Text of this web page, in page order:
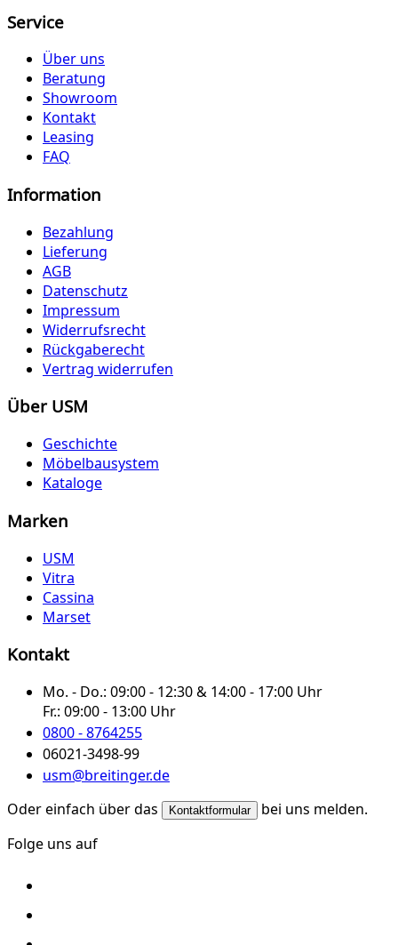
Service
Über uns
Beratung
Showroom
Kontakt
Leasing
FAQ
Information
Bezahlung
Lieferung
AGB
Datenschutz
Impressum
Widerrufsrecht
Rückgaberecht
Vertrag widerrufen
Über USM
Geschichte
Möbelbausystem
Kataloge
Marken
USM
Vitra
Cassina
Marset
Kontakt
Mo. - Do.: 09:00 - 12:30 & 14:00 - 17:00 Uhr
Fr.: 09:00 - 13:00 Uhr
0800 - 8764255
06021-3498-99
usm@breitinger.de
Oder einfach über das
Kontaktformular
bei uns melden.
Folge uns auf